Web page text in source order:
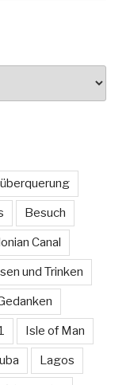
Besuch
Canal
und Trinken
Isle of Man
Lagos